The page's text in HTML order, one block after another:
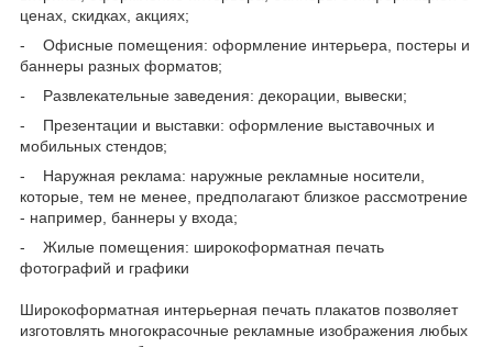
ценах, скидках, акциях;
- Офисные помещения: оформление интерьера, постеры и
баннеры разных форматов;
- Развлекательные заведения: декорации, вывески;
- Презентации и выставки: оформление выставочных и
мобильных стендов;
- Наружная реклама: наружные рекламные носители,
которые, тем не менее, предполагают близкое рассмотрение
- например, баннеры у входа;
- Жилые помещения: широкоформатная печать
фотографий и графики
Широкоформатная интерьерная печать плакатов позволяет
изготовлять многокрасочные рекламные изображения любых